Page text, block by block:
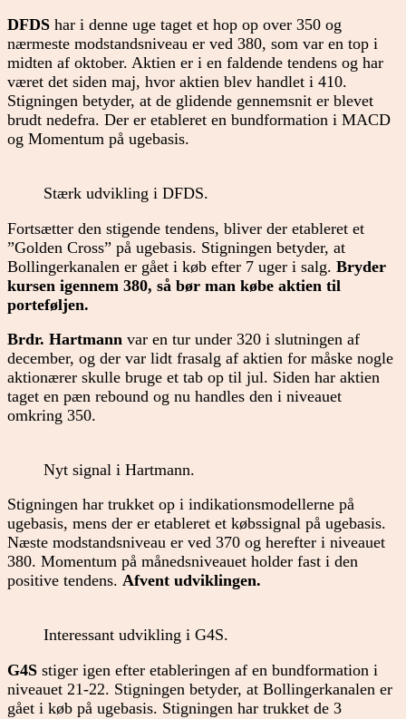
DFDS har i denne uge taget et hop op over 350 og
nærmeste modstandsniveau er ved 380, som var en top i
midten af oktober. Aktien er i en faldende tendens og har
været det siden maj, hvor aktien blev handlet i 410.
Stigningen betyder, at de glidende gennemsnit er blevet
brudt nedefra. Der er etableret en bundformation i MACD
og Momentum på ugebasis.
Stærk udvikling i DFDS.
Fortsætter den stigende tendens, bliver der etableret et
”Golden Cross” på ugebasis. Stigningen betyder, at
Bollingerkanalen er gået i køb efter 7 uger i salg. Bryder
kursen igennem 380, så bør man købe aktien til
porteføljen.
Brdr. Hartmann var en tur under 320 i slutningen af
december, og der var lidt frasalg af aktien for måske nogle
aktionærer skulle bruge et tab op til jul. Siden har aktien
taget en pæn rebound og nu handles den i niveauet
omkring 350.
Nyt signal i Hartmann.
Stigningen har trukket op i indikationsmodellerne på
ugebasis, mens der er etableret et købssignal på ugebasis.
Næste modstandsniveau er ved 370 og herefter i niveauet
380. Momentum på månedsniveauet holder fast i den
positive tendens. Afvent udviklingen.
Interessant udvikling i G4S.
G4S stiger igen efter etableringen af en bundformation i
niveauet 21-22. Stigningen betyder, at Bollingerkanalen er
gået i køb på ugebasis. Stigningen har trukket de 3